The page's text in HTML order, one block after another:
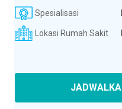
Spesialisasi
Lokasi Rumah Sakit